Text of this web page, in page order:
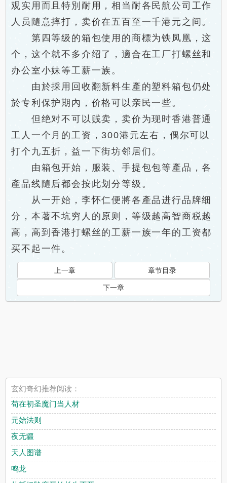
观实用而且特別耐用，相当耐各民航公司工作
人员隨意摔打，卖价在五百至一千港元之间。
第四等级的箱包使用的商標为铁凤凰，这
个，这个就不多介绍了，適合在工厂打螺丝和
办公室小妹等工薪一族。
由於採用回收翻新料生產的塑料箱包仍处
於专利保护期內，价格可以亲民一些。
但绝对不可以贱卖，卖价为现时香港普通
工人一个月的工资，300港元左右，偶尔可以
打个九五折，益一下街坊邻居们。
由箱包开始，服装、手提包包等產品，各
產品线隨后都会按此划分等级。
从一开始，李怀仁便將各產品进行品牌细
分，本著不坑穷人的原则，等级越高智商税越
高，高到香港打螺丝的工薪一族一年的工资都
买不起一件。
上一章 章节目录
下一章
玄幻奇幻推荐阅读：
苟在初圣魔门当人材
元始法则
夜无疆
天人图谱
鸣龙